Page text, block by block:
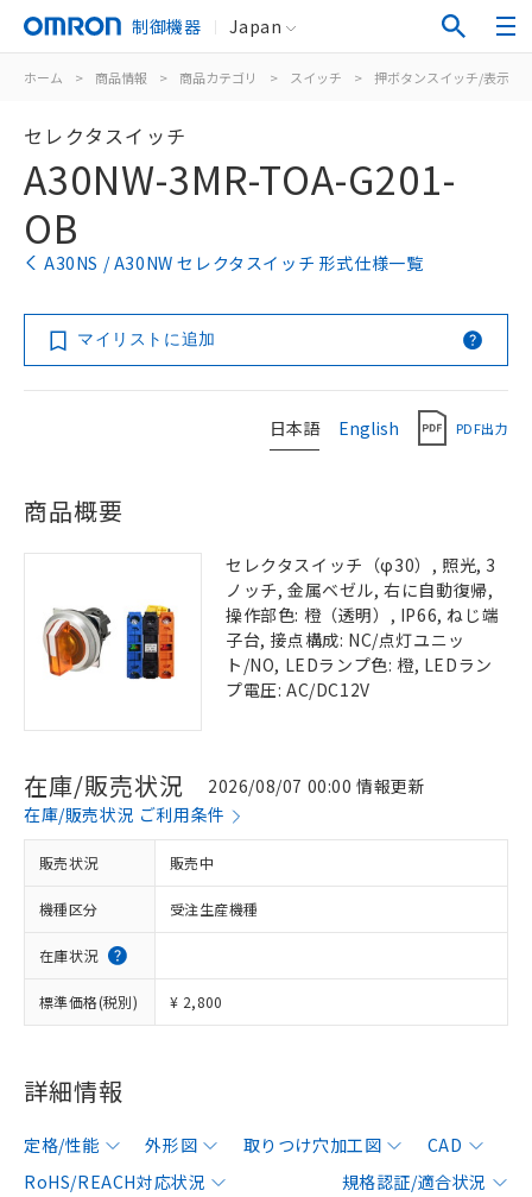
制御機器 Japan
ホーム > 商品情報 > 商品カテゴリ > スイッチ > 押ボタンスイッチ/表示灯
セレクタスイッチ
A30NW-3MR-TOA-G201-
OB
A30NS / A30NW セレクタスイッチ 形式仕様一覧
マイリストに追加
日本語 English PDF出力
商品概要
セレクタスイッチ（φ30）, 照光, 3
ノッチ, 金属ベゼル, 右に自動復帰,
操作部色: 橙（透明）, IP66, ねじ端
子台, 接点構成: NC/点灯ユニッ
ト/NO, LEDランプ色: 橙, LEDラン
プ電圧: AC/DC12V
在庫/販売状況
2026/08/07 00:00 情報更新
在庫/販売状況 ご利用条件
販売状況 販売中
機種区分 受注生産機種
在庫状況
標準価格(税別) ¥ 2,800
詳細情報
定格/性能 外形図 取りつけ穴加工図
CAD
RoHS/REACH対応状況
規格認証/適合状況